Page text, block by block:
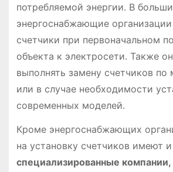
потребляемой энергии․ В
энергоснабжающие
счетчики при первоначальном
объекта к электросети․ Также
выполнять замену счетчиков по
или в случае необходимости
современных моделей․
Кроме энергоснабжающих
на установку счетчиков имеют и
специализированные